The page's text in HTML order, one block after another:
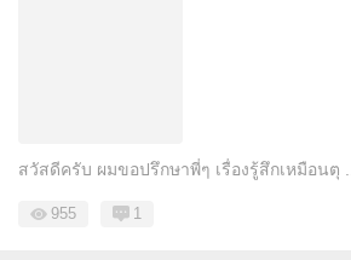
สวัสดีครับ ผมขอปรึกษาพี่ๆ เรื่องรู้สึกเหมือนตุ ...
955 1